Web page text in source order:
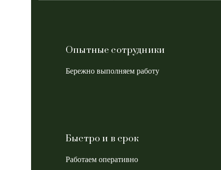
Опытные сотрудники
Бережно выполняем работу
Быстро и в срок
Работаем оперативно